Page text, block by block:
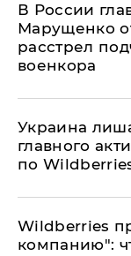
В России
Марущенко
расстрел
военкора
​Украина
главного
по
Wildberries
компанию":